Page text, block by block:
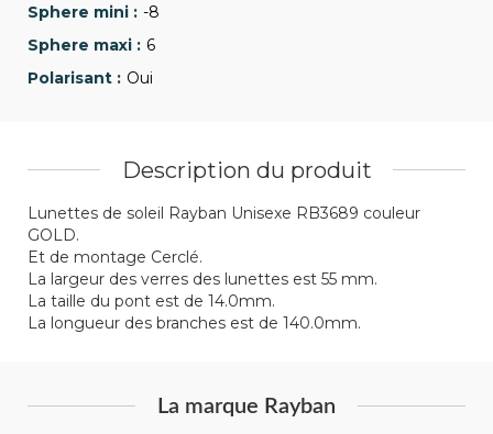
-8
6
Oui
Description du produit
Lunettes de soleil Rayban Unisexe RB3689 couleur
GOLD.
Et de montage Cerclé.
La largeur des verres des lunettes est 55 mm.
La taille du pont est de 14.0mm.
La longueur des branches est de 140.0mm.
La marque Rayban